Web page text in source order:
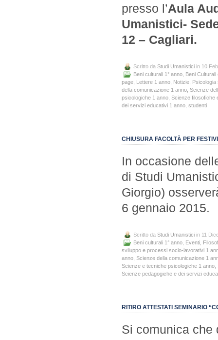
presso l’Aula
Umanistici-
12 – Cagliari.
Scritto da Studi Umanistici in 10
Beni culturali 1° anno Beni
page Lettere 1 anno Notizie
della comunicazione 1 anno Scienze
psicologiche 1 anno Scienze filosofiche
dei servizi educativi 1 anno studenti
CHIUSURA FACOLTÀ PER
In occasione
di Studi
Giorgio)
6 gennaio 2015.
Scritto da Studi Umanistici in 11
Beni culturali 1° anno Eventi
sviluppo e processi socio-lavorativi 1
anno Scienze della comunicazione 1
Scienze e tecniche psicologiche 1 anno
Scienze pedagogiche e dei servizi
RITIRO ATTESTATI SEMINARIO
Si comunica che